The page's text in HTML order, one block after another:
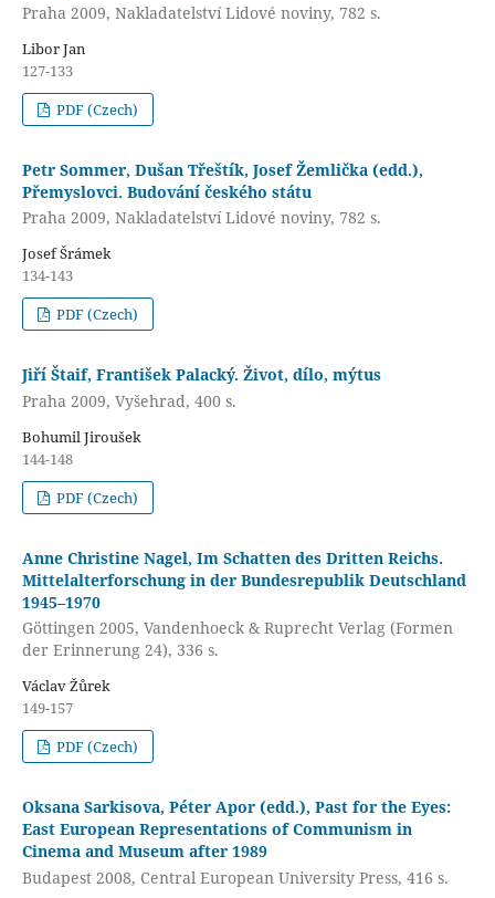
Praha 2009, Nakladatelství Lidové noviny, 782 s.
Libor Jan
127-133
PDF (Czech)
Petr Sommer, Dušan Třeštík, Josef Žemlička (edd.),
Přemyslovci. Budování českého státu
Praha 2009, Nakladatelství Lidové noviny, 782 s.
Josef Šrámek
134-143
PDF (Czech)
Jiří Štaif, František Palacký. Život, dílo, mýtus
Praha 2009, Vyšehrad, 400 s.
Bohumil Jiroušek
144-148
PDF (Czech)
Anne Christine Nagel, Im Schatten des Dritten Reichs.
Mittelalterforschung in der Bundesrepublik Deutschland
1945–1970
Göttingen 2005, Vandenhoeck & Ruprecht Verlag (Formen
der Erinnerung 24), 336 s.
Václav Žůrek
149-157
PDF (Czech)
Oksana Sarkisova, Péter Apor (edd.), Past for the Eyes:
East European Representations of Communism in
Cinema and Museum after 1989
Budapest 2008, Central European University Press, 416 s.